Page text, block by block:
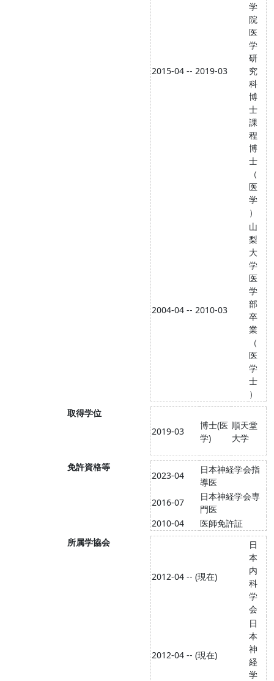
2015-04 -- 2019-03
学
院
医
学
研
究
科
博
士
課
程
博
士
（
医
学
）
2004-04 -- 2010-03
山
梨
大
学
医
学
部
卒
業
（
医
学
士
）
取得学位
2019-03
博士(医
学)
順天堂
大学
免許資格等
2023-04
日本神経学会指
導医
2016-07
日本神経学会専
門医
2010-04
医師免許証
所属学協会
2012-04 -- (現在)
日
本
内
科
学
会
2012-04 -- (現在)
日
本
神
経
学